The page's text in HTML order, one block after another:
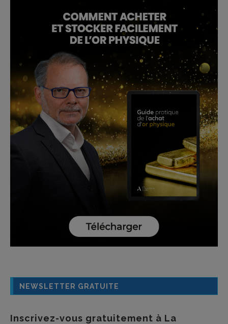
NEWSLETTER GRATUITE
Inscrivez-vous gratuitement à La